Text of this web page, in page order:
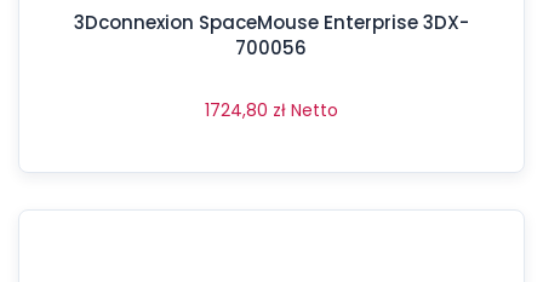
3Dconnexion SpaceMouse Enterprise 3DX-
700056
1724,80 zł Netto